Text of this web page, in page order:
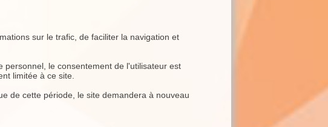
sur le trafic, de faciliter la navigation et
personnel, le consentement de l'utilisateur est
limitée à ce site.
de cette période, le site demandera à nouveau